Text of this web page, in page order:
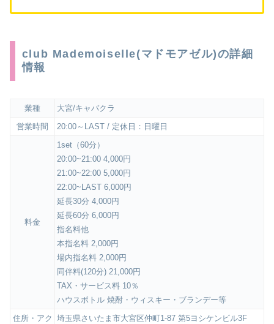
club Mademoiselle(マドモアゼル)の詳細
情報
業種
大宮/キャバクラ
営業時間
20:00～LAST / 定休日：日曜日
料金
1set（60分）
20:00~21:00 4,000円
21:00~22:00 5,000円
22:00~LAST 6,000円
延長30分 4,000円
延長60分 6,000円
指名料他
本指名料 2,000円
場内指名料 2,000円
同伴料(120分) 21,000円
TAX・サービス料 10％
ハウスボトル 焼酎・ウィスキー・ブランデー等
住所・アク 埼玉県さいたま市大宮区仲町1-87 第5ヨシケンビル3F